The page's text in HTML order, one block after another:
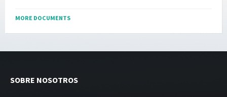
MORE DOCUMENTS
SOBRE NOSOTROS